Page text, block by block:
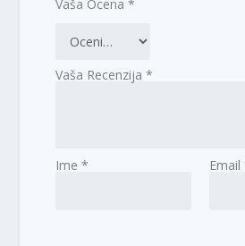
Vaša Ocena*
Vaša Recenzija*
Ime* Email